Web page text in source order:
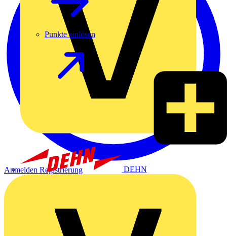
DEHN
Punkte einlösen
Anmelden Registrierung